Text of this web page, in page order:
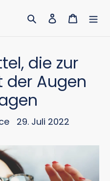
SuchenEinloggen
die zur
der Augen
29. Juli 2022